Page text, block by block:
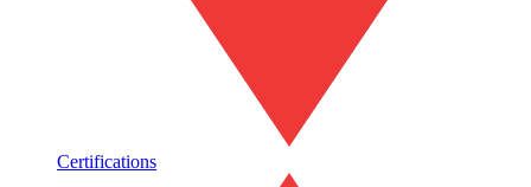
Certifications